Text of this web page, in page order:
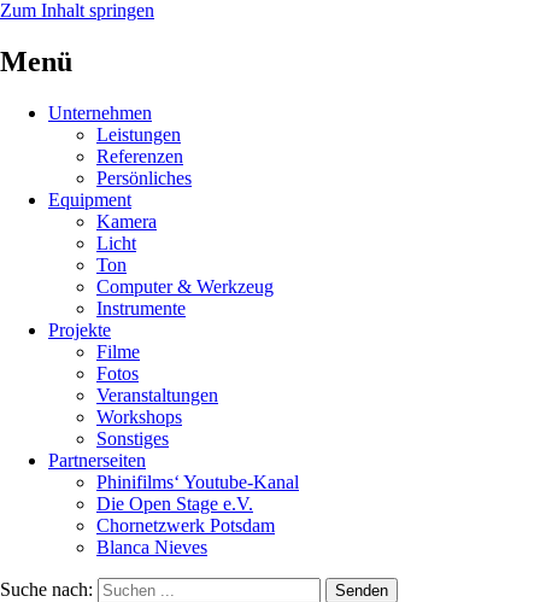
Zum Inhalt springen
Menü
Unternehmen
Leistungen
Referenzen
Persönliches
Equipment
Kamera
Licht
Ton
Computer & Werkzeug
Instrumente
Projekte
Filme
Fotos
Veranstaltungen
Workshops
Sonstiges
Partnerseiten
Phinifilms‘ Youtube-Kanal
Die Open Stage e.V.
Chornetzwerk Potsdam
Blanca Nieves
Suche nach: Senden